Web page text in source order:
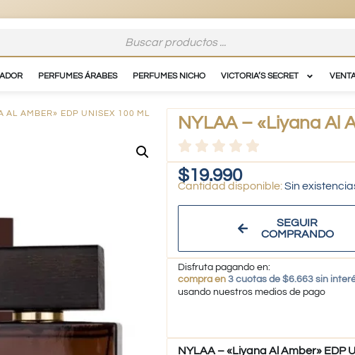
PERFUMES ÁRABES PERFUMES NICHO VICTORIA’S SECRET
AL AMBER» EDP UNISEX 100 ML
NYLAA – «Liyana Al
$19.990
Sin
SEGUIR
COMPRANDO
Disfruta pagando en:
compra en 3 cuotas de $6.663 sin
usando nuestros medios de pago
NYLAA – «Liyana Al Amber» EDP